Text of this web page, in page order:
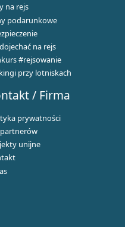
na rejs
podarunkowe
na rejs
#rejsowanie
przy lotniskach
/ Firma
prywatności
unijne